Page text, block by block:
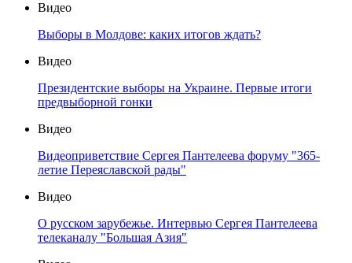
Видео
Выборы в Молдове: каких итогов ждать?
Видео
Президентские выборы на Украине. Первые итоги
предвыборной гонки
Видео
Видеоприветствие Сергея Пантелеева форуму "365-
летие Переяславской рады"
Видео
О русском зарубежье. Интервью Сергея Пантелеева
телеканалу "Большая Азия"